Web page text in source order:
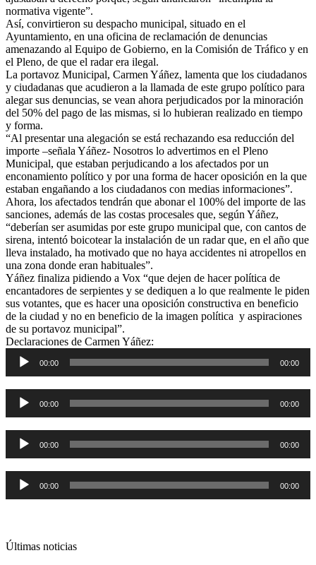
normativa vigente”.
Así, convirtieron su despacho municipal, situado en el
Ayuntamiento, en una oficina de reclamación de denuncias
amenazando al Equipo de Gobierno, en la Comisión de Tráfico y en
el Pleno, de que el radar era ilegal.
La portavoz Municipal, Carmen Yáñez, lamenta que los ciudadanos
y ciudadanas que acudieron a la llamada de este grupo político para
alegar sus denuncias, se vean ahora perjudicados por la minoración
del 50% del pago de las mismas, si lo hubieran realizado en tiempo
y forma.
“Al presentar una alegación se está rechazando esa reducción del
importe –señala Yáñez- Nosotros lo advertimos en el Pleno
Municipal, que estaban perjudicando a los afectados por un
enconamiento político y por una forma de hacer oposición en la que
estaban engañando a los ciudadanos con medias informaciones”.
Ahora, los afectados tendrán que abonar el 100% del importe de las
sanciones, además de las costas procesales que, según Yáñez,
“deberían ser asumidas por este grupo municipal que, con cantos de
sirena, intentó boicotear la instalación de un radar que, en el año que
lleva instalado, ha motivado que no haya accidentes ni atropellos en
una zona donde eran habituales”.
Yáñez finaliza pidiendo a Vox “que dejen de hacer política de
encantadores de serpientes y se dediquen a lo que realmente le piden
sus votantes, que es hacer una oposición constructiva en beneficio
de la ciudad y no en beneficio de la imagen política y aspiraciones
de su portavoz municipal”.
Declaraciones de Carmen Yáñez:
Reproductor
audio
00:00 00:00
Reproductor
audio
00:00 00:00
Reproductor
audio
00:00 00:00
Reproductor
audio
00:00 00:00
Últimas noticias